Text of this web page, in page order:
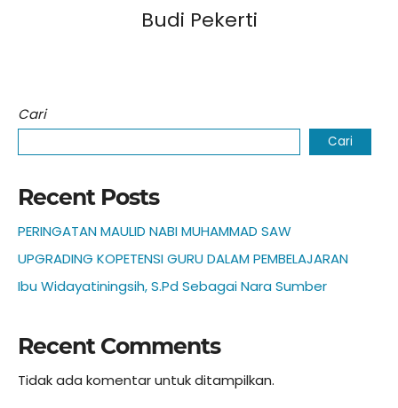
Budi Pekerti
Cari
Cari
Recent Posts
PERINGATAN MAULID NABI MUHAMMAD SAW
UPGRADING KOPETENSI GURU DALAM PEMBELAJARAN
Ibu Widayatiningsih, S.Pd Sebagai Nara Sumber
Recent Comments
Tidak ada komentar untuk ditampilkan.